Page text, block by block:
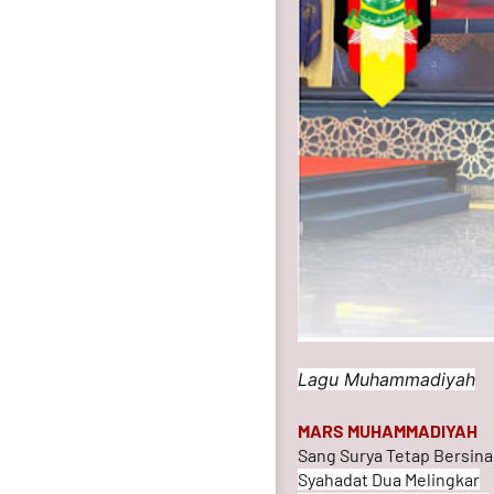
Lagu Muhammadiyah
MARS MUHAMMADIYAH
Sang Surya Tetap
Syahadat Dua Melingkar